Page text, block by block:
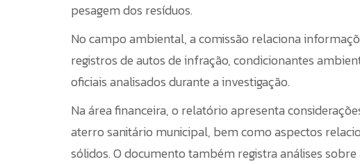
pesagem dos resíduos.
No campo ambiental, a comissão relaciona
registros de autos de infração, condicionantes
oficiais analisados durante a investigação.
Na área financeira, o relatório apresenta
aterro sanitário municipal, bem como aspectos
sólidos. O documento também registra análises